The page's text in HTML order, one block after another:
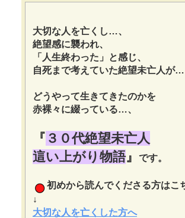
大切な人を亡くし…、
絶望感に襲われ、
「人生終わった」と感じ、
自死まで考えていた絶望未亡人が…
どうやって生きてきたのかを
赤裸々に綴っている…、
『 ３０代絶望未亡人
這い上がり物語』 です。
初めから読んでくださる方はこ
↓
大切な人を亡くした方へ